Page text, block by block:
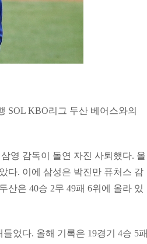
SOL KBO리그 두산 베어스와의
영 감독이 돌연 자진 사퇴했다. 올
다. 이에 삼성은 박진만 퓨처스 감
산은 40승 2무 49패 6위에 올라 있
었다. 올해 기록은 19경기 4승 5패